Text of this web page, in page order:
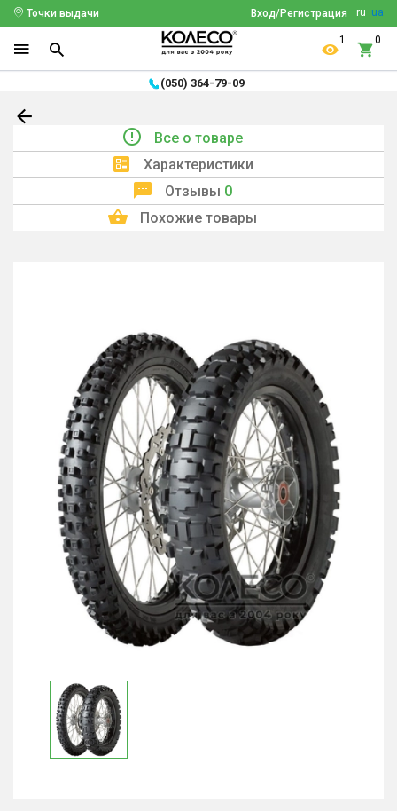
ru ua
Вход/Регистрация
Точки выдачи
1 0
(050) 364-79-09
Все о товаре
Характеристики
Отзывы 0
Похожие товары